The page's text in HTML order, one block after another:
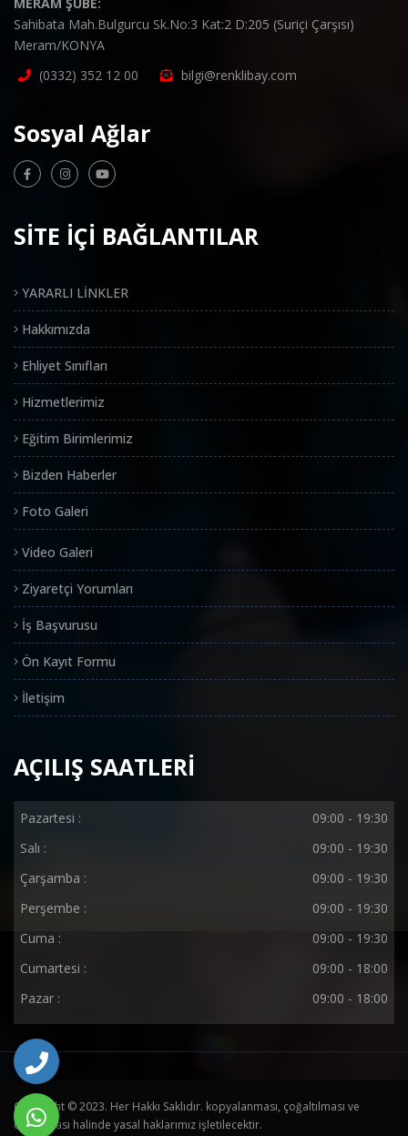
Sahibata Mah.Bulgurcu Sk.No:3 Kat:2 D:205 (Suriçi Çarşısı)
Meram/KONYA
(0332) 352 12 00
bilgi@renklibay.com
Sosyal Ağlar
SİTE İÇİ BAĞLANTILAR
YARARLI LİNKLER
Hakkımızda
Ehliyet Sınıfları
Hizmetlerimiz
Eğitim Birimlerimiz
Bizden Haberler
Foto Galeri
Video Galeri
Ziyaretçi Yorumları
İş Başvurusu
Ön Kayıt Formu
İletişim
AÇILIŞ SAATLERİ
Pazartesi :
09:00 - 19:30
Salı :
09:00 - 19:30
Çarşamba :
09:00 - 19:30
Perşembe :
09:00 - 19:30
Cuma :
09:00 - 19:30
Cumartesi :
09:00 - 18:00
Pazar :
09:00 - 18:00
Copyright © 2023. Her Hakkı Saklıdır. kopyalanması, çoğaltılması ve
dağıtılması halinde yasal haklarımız işletilecektir.